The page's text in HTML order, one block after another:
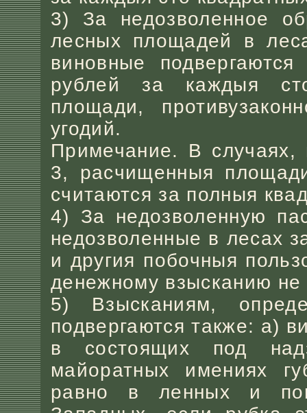
3) За недозволенное
лесных площадей в
виновные
рублей за каждыя
площади,
угодий.
Примечание. В случаях,
3, расчищенныя
считаются за полныя
4) За недозволенную
недозволенные в лесах
и другия побочныя
денежному взысканию
5) Взысканиям,
подвергаются также: а)
в состоящих под
майоратных имениях
равно в ленных и